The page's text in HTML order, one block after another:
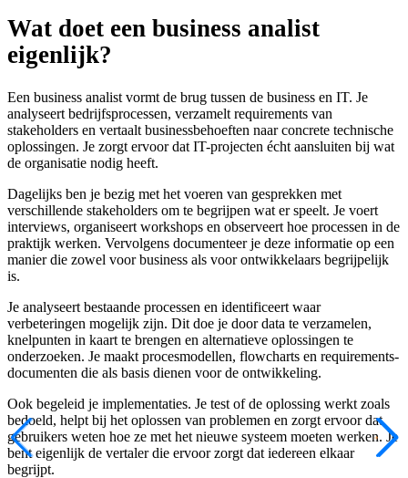
Wat doet een business analist
eigenlijk?
Een business analist vormt de brug tussen de business en IT. Je
analyseert bedrijfsprocessen, verzamelt requirements van
stakeholders en vertaalt businessbehoeften naar concrete technische
oplossingen. Je zorgt ervoor dat IT-projecten écht aansluiten bij wat
de organisatie nodig heeft.
Dagelijks ben je bezig met het voeren van gesprekken met
verschillende stakeholders om te begrijpen wat er speelt. Je voert
interviews, organiseert workshops en observeert hoe processen in de
praktijk werken. Vervolgens documenteer je deze informatie op een
manier die zowel voor business als voor ontwikkelaars begrijpelijk
is.
Je analyseert bestaande processen en identificeert waar
verbeteringen mogelijk zijn. Dit doe je door data te verzamelen,
knelpunten in kaart te brengen en alternatieve oplossingen te
onderzoeken. Je maakt procesmodellen, flowcharts en requirements-
documenten die als basis dienen voor de ontwikkeling.
Ook begeleid je implementaties. Je test of de oplossing werkt zoals
bedoeld, helpt bij het oplossen van problemen en zorgt ervoor dat
gebruikers weten hoe ze met het nieuwe systeem moeten werken. Je
bent eigenlijk de vertaler die ervoor zorgt dat iedereen elkaar
begrijpt.